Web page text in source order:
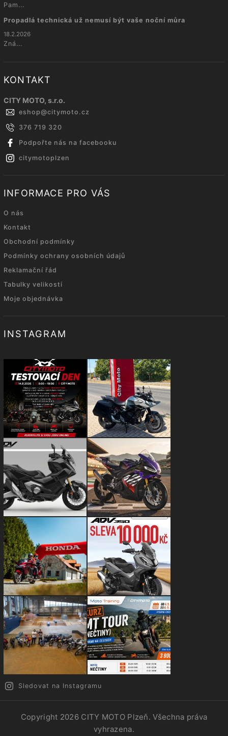
Pam...
Propadlá technická už nemusí být vaše noční můra
18.2.2026
Zná...
KONTAKT
CITY MOTO, s.r.o.
eshop@citymoto.cz
376 719 320
Podpořte nás na facebooku
citymotoplzen
INFORMACE PRO VÁS
O nás
Kontakt
Obchodní podmínky
Podmínky ochrany osobních údajů
Reklamační řád
Tabulky velikostí
Moje objednávka
INSTAGRAM
Sledovat na Instagramu
Copyright 2026 CITY MOTO Plzeň. Všechna práva
vyhrazena.